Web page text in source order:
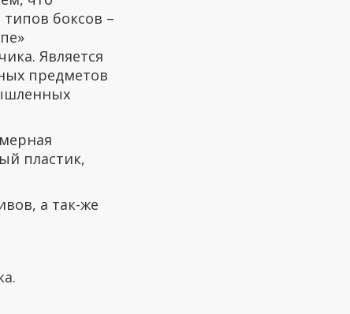
боксов –
Является
предметов
пластик,
а так-же